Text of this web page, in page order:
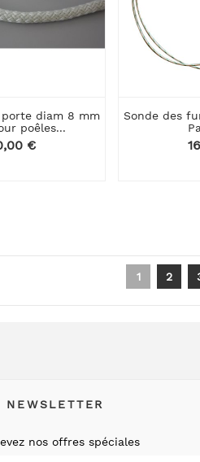
diam 8 mm
poêles...
€
Sonde des
1 2
NEWSLETTER
nos offres spéciales